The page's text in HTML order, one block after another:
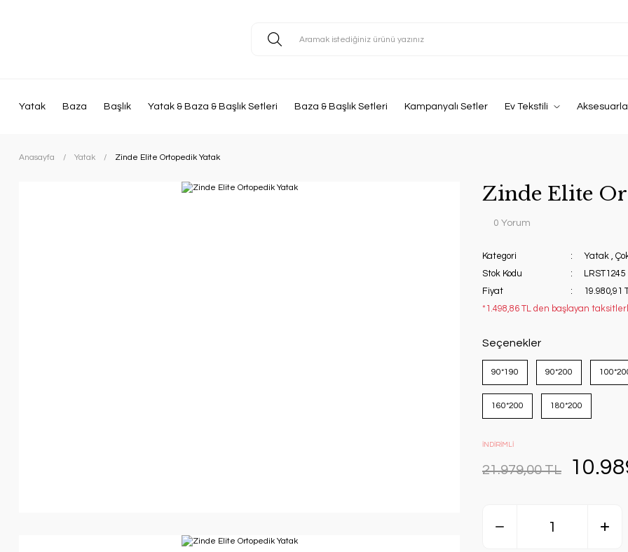
Yatak Baza Başlık Yatak & Baza & Başlık Setleri Baza & Başlık Setleri Kampanyalı Setler Ev Tekstili
Anasayfa Yatak Zinde Elite Ortopedik Yatak
Zinde Elite
0 Yorum
Kategori Yatak ,
Stok Kodu
LRST1245
Fiyat
19.980,91
*1.498,86 TL den başlayan
Seçenekler
90*190 90*200
160*200 180*200
İNDİRİMLİ
21.979,00 TL